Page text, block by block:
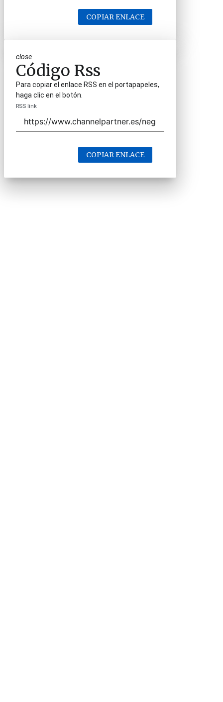
COPIAR ENLACE
close
Código Rss
Para copiar el enlace RSS en el portapapeles,
haga clic en el botón.
RSS link
COPIAR ENLACE